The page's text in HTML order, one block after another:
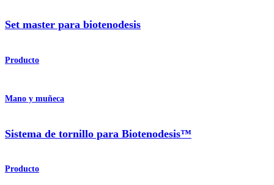
Set master para biotenodesis
Producto
Mano y muñeca
Sistema de tornillo para Biotenodesis™
Producto